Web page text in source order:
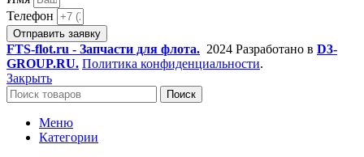
Телефон
Отправить заявку
FTS-flot.ru - Запчасти для флота. 2024 Разработано в D3-
GROUP.RU. Политика конфиденциальности.
Закрыть
Поиск
Меню
Категории